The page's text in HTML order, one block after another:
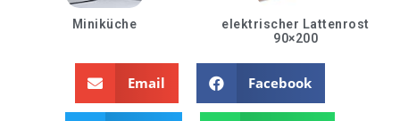
Miniküche
elektrischer Lattenrost
90×200
Email Facebook